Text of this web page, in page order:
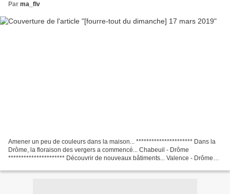
Par ma_flv
Amener un peu de couleurs dans la maison... ********************** Dans la
Drôme, la floraison des vergers a commencé... Chabeuil - Drôme
********************** Découvrir de nouveaux bâtiments... Valence - Drôme